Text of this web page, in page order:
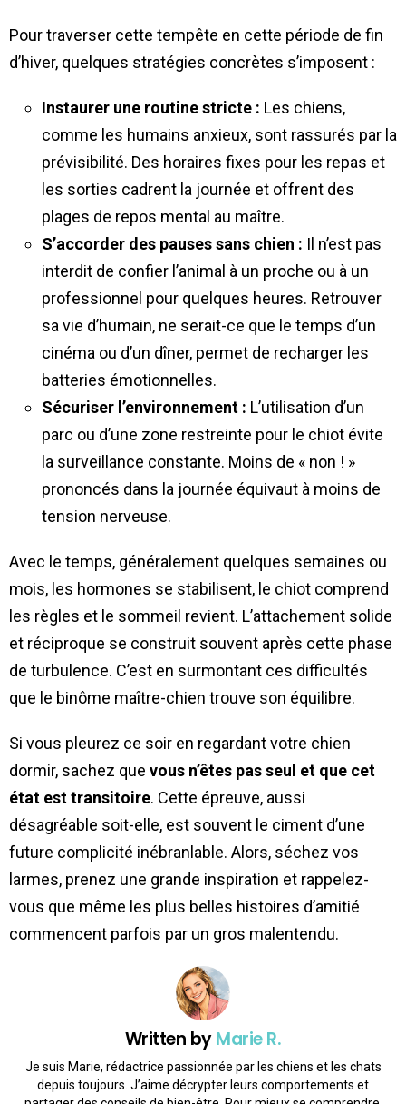
Pour traverser cette tempête en cette période de fin
d’hiver, quelques stratégies concrètes s’imposent :
Instaurer une routine stricte : Les chiens,
comme les humains anxieux, sont rassurés par la
prévisibilité. Des horaires fixes pour les repas et
les sorties cadrent la journée et offrent des
plages de repos mental au maître.
S’accorder des pauses sans chien : Il n’est pas
interdit de confier l’animal à un proche ou à un
professionnel pour quelques heures. Retrouver
sa vie d’humain, ne serait-ce que le temps d’un
cinéma ou d’un dîner, permet de recharger les
batteries émotionnelles.
Sécuriser l’environnement : L’utilisation d’un
parc ou d’une zone restreinte pour le chiot évite
la surveillance constante. Moins de « non ! »
prononcés dans la journée équivaut à moins de
tension nerveuse.
Avec le temps, généralement quelques semaines ou
mois, les hormones se stabilisent, le chiot comprend
les règles et le sommeil revient. L’attachement solide
et réciproque se construit souvent après cette phase
de turbulence. C’est en surmontant ces difficultés
que le binôme maître-chien trouve son équilibre.
Si vous pleurez ce soir en regardant votre chien
dormir, sachez que vous n’êtes pas seul et que cet
état est transitoire. Cette épreuve, aussi
désagréable soit-elle, est souvent le ciment d’une
future complicité inébranlable. Alors, séchez vos
larmes, prenez une grande inspiration et rappelez-
vous que même les plus belles histoires d’amitié
commencent parfois par un gros malentendu.
Written byMarie R.
Je suis Marie, rédactrice passionnée par les chiens et les chats
depuis toujours. J’aime décrypter leurs comportements et